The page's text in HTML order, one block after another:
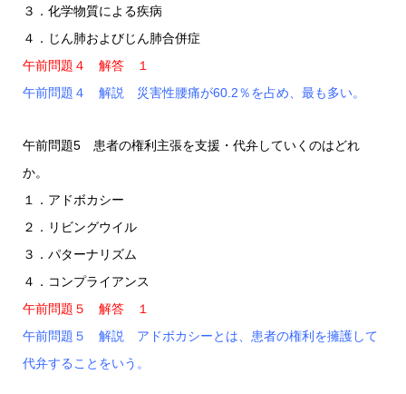
３．化学物質による疾病
４．じん肺およびじん肺合併症
午前問題４ 解答 １
午前問題４ 解説 災害性腰痛が60.2％を占め、最も多い。
午前問題5 患者の権利主張を支援・代弁していくのはどれ
か。
１．アドボカシー
２．リビングウイル
３．パターナリズム
４．コンプライアンス
午前問題５ 解答 １
午前問題５ 解説 アドボカシーとは、患者の権利を擁護して
代弁することをいう。